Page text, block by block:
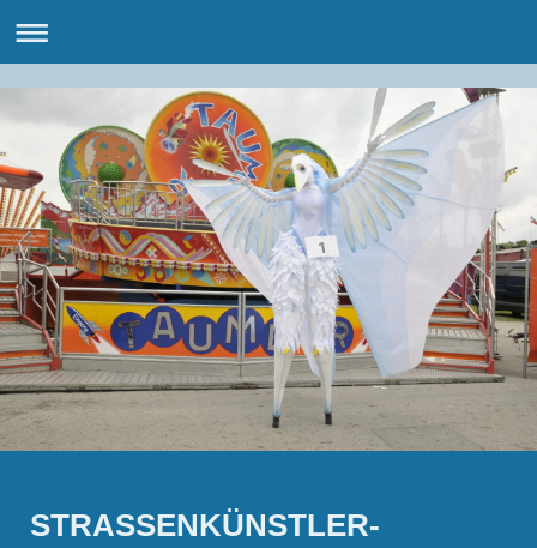
STRASSENKÜNSTLER-